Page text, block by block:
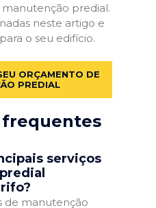
predial.
neste artigo e
o seu edifício.
ORÇAMENTO DE
PREDIAL
serviços
de manutenção